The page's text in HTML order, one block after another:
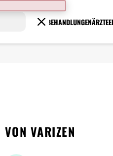
BEHANDLUNGENÄRZTE
VARIZEN